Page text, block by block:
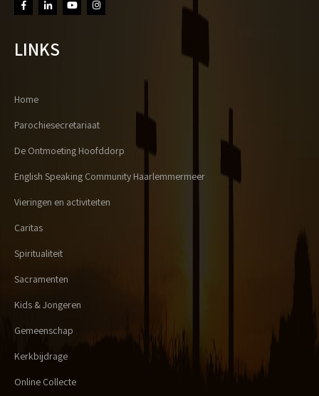
LINKS
Home
Parochiesecretariaat
De Ontmoeting Hoofddorp
English Speaking Community Haarlemmermeer
Vieringen en activiteiten
Caritas
Spiritualiteit
Sacramenten
Kids & Jongeren
Gemeenschap
Kerkbijdrage
Online Collecte